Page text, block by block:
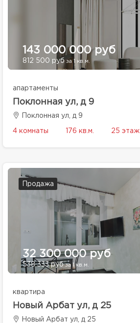
143 000 000 руб
812 500 руб за 1 кв.м.
апартаменты
Поклонная ул, д 9
Поклонная ул, д 9
4 комнаты 176 кв.м. 25 этаж
Продажа
32 300 000 руб
538 333 рубза 1 кв.м.
квартира
Новый Арбат ул, д 25
Новый Арбат ул, д 25